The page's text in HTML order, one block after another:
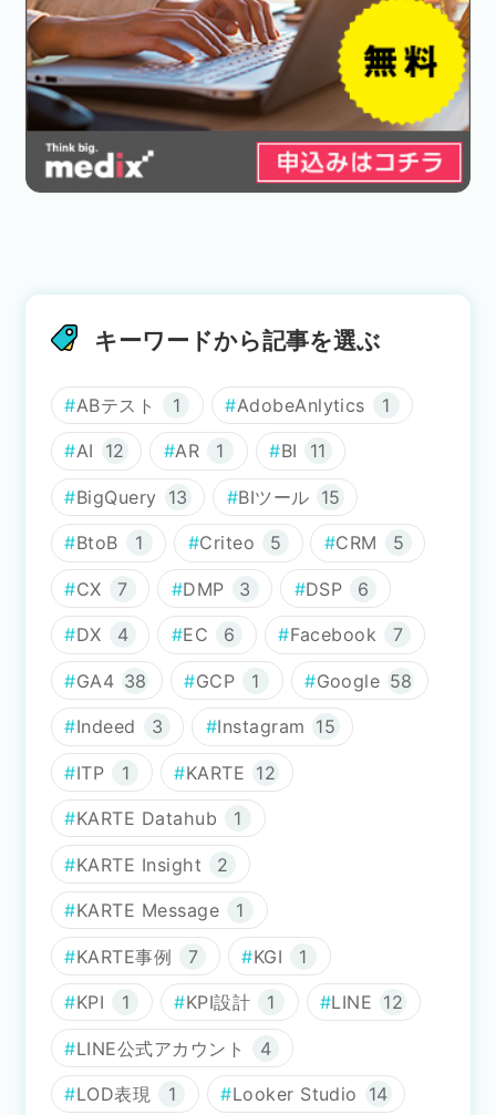
キーワードから記事を選ぶ
ABテスト 1 AdobeAnlytics 1
AI 12 AR 1 BI 11
BigQuery 13 BIツール 15
BtoB 1 Criteo 5 CRM 5
CX 7 DMP 3 DSP 6
DX 4 EC 6 Facebook 7
GA4 38 GCP 1 Google 58
Indeed 3 Instagram 15
ITP 1 KARTE 12
KARTE Datahub 1
KARTE Insight 2
KARTE Message 1
KARTE事例 7 KGI 1
KPI 1 KPI設計 1 LINE 12
LINE公式アカウント 4
LOD表現 1 Looker Studio 14